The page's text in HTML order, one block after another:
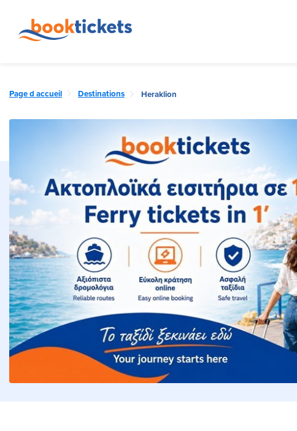
Page d accueil Destinations Heraklion